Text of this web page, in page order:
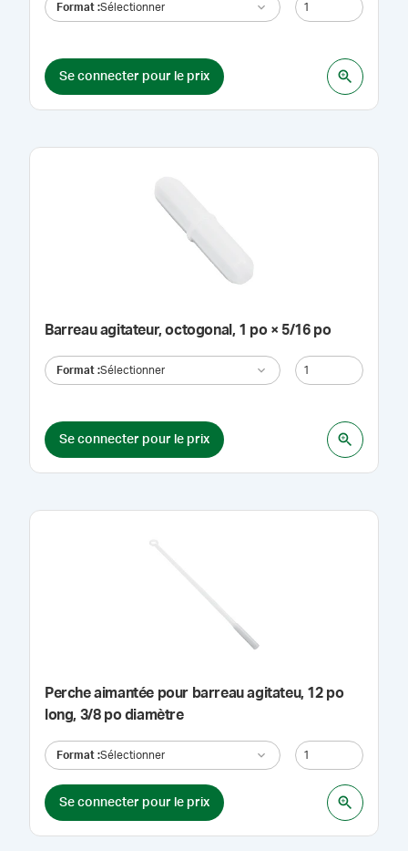
Format :Sélectionner
Se connecter pour le prix
Barreau agitateur, octogonal, 1 po × 5/16 po
Format :Sélectionner
Se connecter pour le prix
Perche aimantée pour barreau agitateu, 12 po
long, 3/8 po diamètre
Format :Sélectionner
Se connecter pour le prix